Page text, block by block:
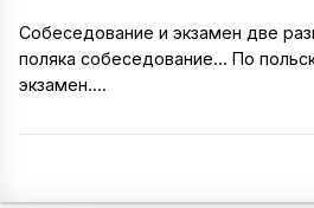
Собеседование и экзамен две
поляка собеседование... По
экзамен....